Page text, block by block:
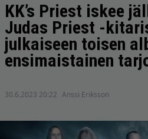
KK’s Priest iskee
Judas Priest -
julkaiseen toisen
ensimaistainen
30.6.2023 20:22 Anssi Eriksson